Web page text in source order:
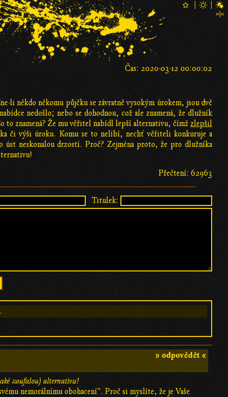
Čas: 2020-03-12 00:00:02
li někdo někomu půjčku se závratně vysokým úrokem, jsou dvě
nedošlo; nebo se dohodnou, což ale znamená, že dlužník
to znamená? Že mu věřitel nabídl lepší alternativu, čímž zlepšil
či výši úroku. Komu se to nelíbí, nechť věřiteli konkuruje a
neskonalou drzostí. Proč? Zejména proto, že pro dlužníka
Přečtení: 62963
Titulek:
» odpovědět «
zoufalou) alternativu!
nemorálnímu obohacení". Proč si myslíte, že je Vaše